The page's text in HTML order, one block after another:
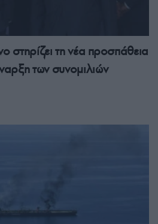
στηρίζει τη νέα προσπάθεια
των συνομιλιών